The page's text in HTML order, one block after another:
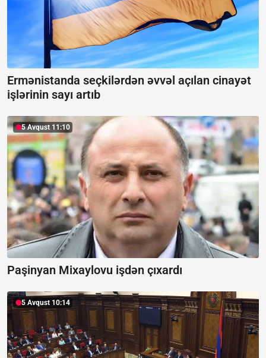
Ermənistanda seçkilərdən əvvəl açılan cinayət
işlərinin sayı artıb
5 Avqust 11:10
Paşinyan Mixaylovu işdən çıxardı
5 Avqust 10:14